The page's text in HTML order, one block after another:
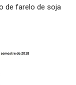
de farelo de soja